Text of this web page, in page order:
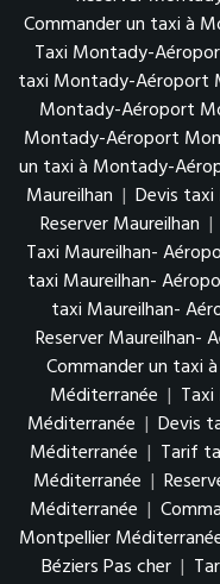
Commander un taxi à
Taxi Montady-
taxi Montady-Aéroport
Montady-Aéroport
Montady-Aéroport
un taxi à Montady-
Maureilhan | Devis taxi
Reserver Maureilhan |
Taxi Maureilhan-
taxi Maureilhan-
taxi Maureilhan-
Reserver Maureilhan-
Commander un taxi
Méditerranée |
Méditerranée | Devis
Méditerranée | Tarif
Méditerranée |
Méditerranée |
Montpellier
Béziers Pas cher |